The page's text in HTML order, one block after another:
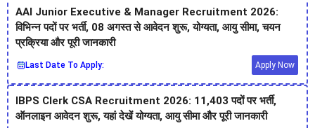
AAI Junior Executive & Manager Recruitment 2026:
विभिन्न पदों पर भर्ती, 08 अगस्त से आवेदन शुरू, योग्यता, आयु सीमा, चयन
प्रक्रिया और पूरी जानकारी
Last Date To Apply: Apply Now
IBPS Clerk CSA Recruitment 2026: 11,403 पदों पर भर्ती,
ऑनलाइन आवेदन शुरू, यहां देखें योग्यता, आयु सीमा और पूरी जानकारी